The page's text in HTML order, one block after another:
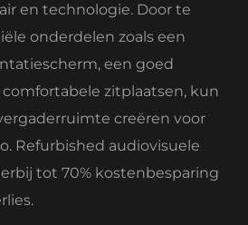
en technologie. Door te
onderdelen zoals een
een goed
zitplaatsen, kun
creëren voor
Refurbished audiovisuele
tot 70% kostenbesparing